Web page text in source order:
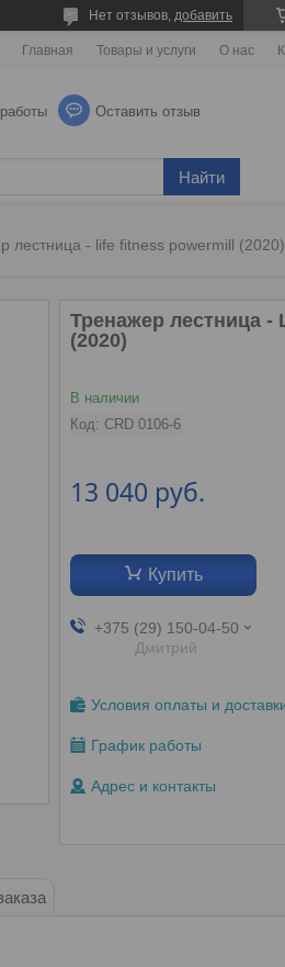
Нет отзывов, добавить
Главная Товары и услуги О нас
Оставить отзыв
Найти
лестница - life fitness powermill (2020)
Тренажер лестница -
(2020)
В наличии
Код: CRD 0106-6
13 040 руб.
Купить
+375 (29) 150-04-50
Дмитрий
Условия оплаты и
График работы
Адрес и контакты